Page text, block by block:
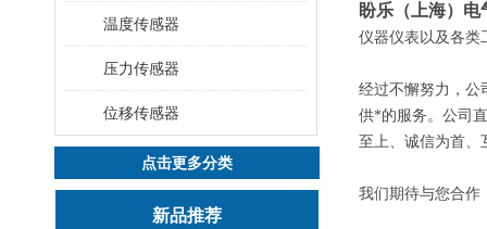
温度传感器
压力传感器
位移传感器
点击更多分类
新品推荐
盼乐（上海）电
仪器仪表以及各类
经过不懈努力，公
供*的服务。公司
至上、诚信为首、
我们期待与您合作